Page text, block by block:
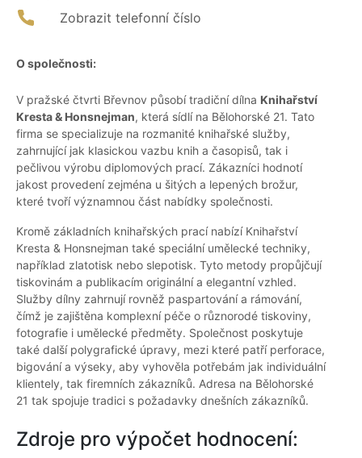
Zobrazit telefonní číslo
O společnosti:
V pražské čtvrti Břevnov působí tradiční dílna Knihařství
Kresta & Honsnejman, která sídlí na Bělohorské 21. Tato
firma se specializuje na rozmanité knihařské služby,
zahrnující jak klasickou vazbu knih a časopisů, tak i
pečlivou výrobu diplomových prací. Zákazníci hodnotí
jakost provedení zejména u šitých a lepených brožur,
které tvoří významnou část nabídky společnosti.
Kromě základních knihařských prací nabízí Knihařství
Kresta & Honsnejman také speciální umělecké techniky,
například zlatotisk nebo slepotisk. Tyto metody propůjčují
tiskovinám a publikacím originální a elegantní vzhled.
Služby dílny zahrnují rovněž paspartování a rámování,
čímž je zajištěna komplexní péče o různorodé tiskoviny,
fotografie i umělecké předměty. Společnost poskytuje
také další polygrafické úpravy, mezi které patří perforace,
bigování a výseky, aby vyhověla potřebám jak individuální
klientely, tak firemních zákazníků. Adresa na Bělohorské
21 tak spojuje tradici s požadavky dnešních zákazníků.
Zdroje pro výpočet hodnocení: